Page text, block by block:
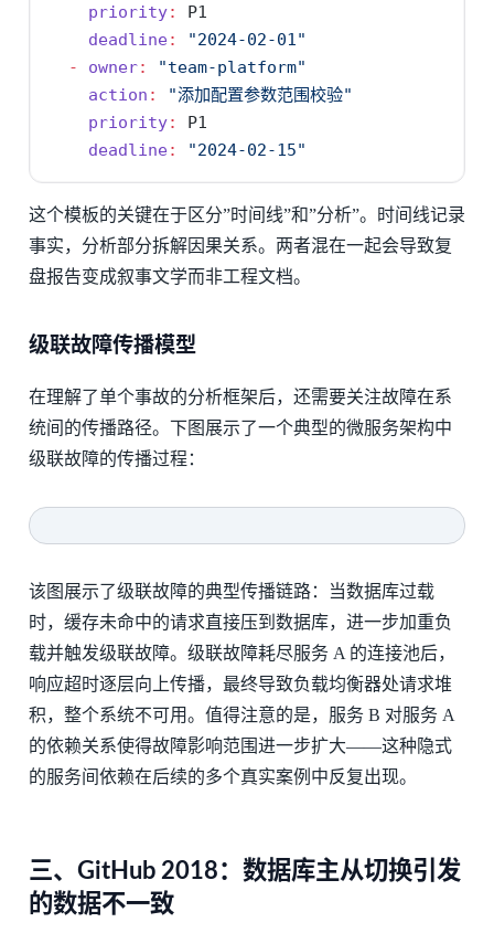
priority:
P1
deadline:
"2024-02-01"
-
owner:
"team-platform"
action :
"添加配置参数范围校验"
priority:
P1
deadline: "2024-02-15"
这个模板的关键在于区分”时间线”和”分析”。时间线记录
事实，分析部分拆解因果关系。两者混在一起会导致复
盘报告变成叙事文学而非工程文档。
级联故障传播模型
在理解了单个事故的分析框架后，还需要关注故障在系
统间的传播路径。下图展示了一个典型的微服务架构中
级联故障的传播过程：
该图展示了级联故障的典型传播链路：当数据库过载
时，缓存未命中的请求直接压到数据库，进一步加重负
载并触发级联故障。级联故障耗尽服务 A 的连接池后，
响应超时逐层向上传播，最终导致负载均衡器处请求堆
积，整个系统不可用。值得注意的是，服务 B 对服务 A
的依赖关系使得故障影响范围进一步扩大——这种隐式
的服务间依赖在后续的多个真实案例中反复出现。
三、GitHub 2018：数据库主从切换引发
的数据不一致